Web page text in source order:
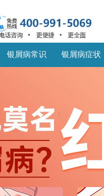
银屑病常识 银屑病症状